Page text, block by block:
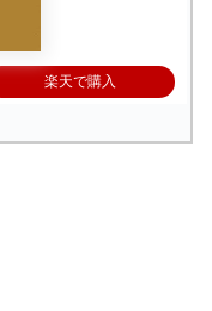
楽天で購入